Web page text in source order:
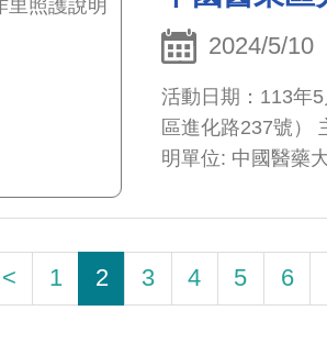
團隊相信每一個
2024/5/10
活動日期：113年
區進化路237號）
明單位: 中國醫藥大學東區分院 中醫部 中
學東區分院配合舉
服務同仁帶著合作
分院中醫部王詩
< 1 2 3 4 5 6